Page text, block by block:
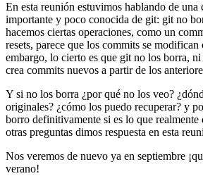
En esta reunión estuvimos hablando de una
importante y poco conocida de git: git no
hacemos ciertas operaciones, como un
resets, parece que los commits se modifican
embargo, lo cierto es que git no los borra,
crea commits nuevos a partir de los
Y si no los borra ¿por qué no los veo?
originales? ¿cómo los puedo recuperar? y
borro definitivamente si es lo que realmente
otras preguntas dimos respuesta en esta
Nos veremos de nuevo ya en septiembre
verano!